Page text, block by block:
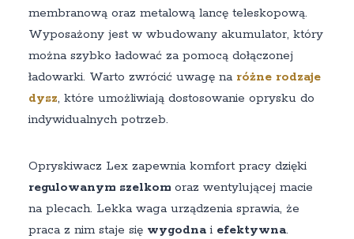
membranową oraz metalową lancę teleskopową.
Wyposażony jest w wbudowany akumulator, który
można szybko ładować za pomocą dołączonej
ładowarki. Warto zwrócić uwagę na różne rodzaje
dysz, które umożliwiają dostosowanie oprysku do
indywidualnych potrzeb.
Opryskiwacz Lex zapewnia komfort pracy dzięki
regulowanym szelkomoraz wentylującej macie
na plecach. Lekka waga urządzenia sprawia, że
praca z nim staje się wygodnai efektywna.